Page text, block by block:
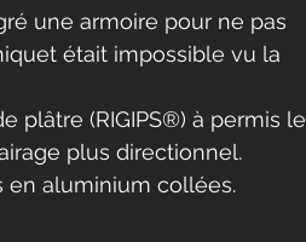
une armoire pour ne pas
était impossible vu la
plâtre (RIGIPS®) à permis le
plus directionnel.
en aluminium collées.